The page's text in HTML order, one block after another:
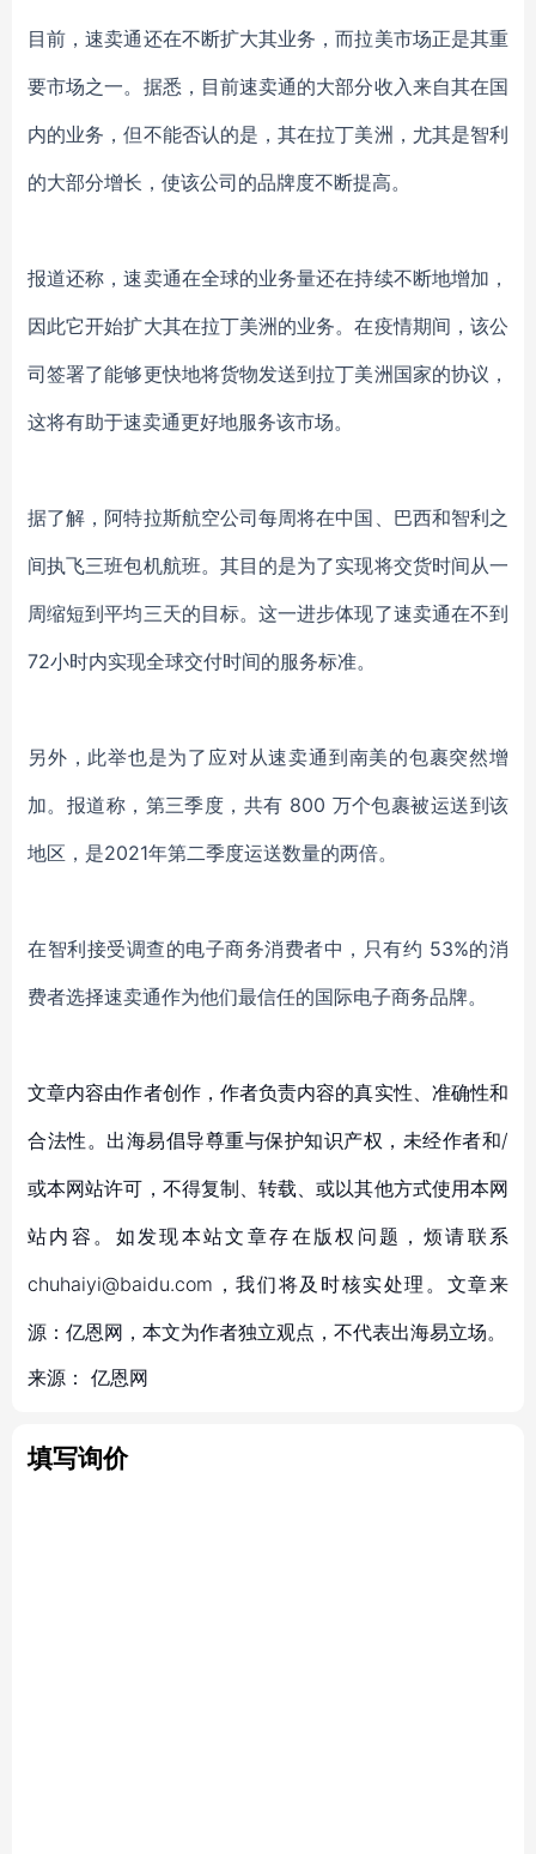
目前，速卖通还在不断扩大其业务，而拉美市场正是其重
要市场之一。据悉，目前速卖通的大部分收入来自其在国
内的业务，但不能否认的是，其在拉丁美洲，尤其是智利
的大部分增长，使该公司的品牌度不断提高。
报道还称，速卖通在全球的业务量还在持续不断地增加 ，
因此它开始扩大其在拉丁美洲的业务。在疫情期间，该公
司签署了能够更快地将货物发送到拉丁美洲国家的协议，
这将有助于速卖通更好地服务该市场。
据了解，阿特拉斯航空公司每周将在中国、巴西和智利之
间执飞三班包机航班。其目的是为了实现将交货时间从一
周缩短到平均三天的目标。这一进步体现了速卖通在不到
72小时内实现全球交付时间的服务标准。
另外，此举也是为了应对从速卖通到南美的包裹突然增
加。报道称，第三季度，共有 800 万个包裹被运送到该
地区，是2021年第二季度运送数量的两倍。
在智利接受调查的电子商务消费者中，只有约 53%的消
费者选择速卖通作为他们最信任的国际电子商务品牌。
文章内容由作者创作，作者负责内容的真实性、准确性和
合法性。出海易倡导尊重与保护知识产权，未经作者和/
或本网站许可，不得复制、转载、或以其他方式使用本网
站内容。如发现本站文章存在版权问题，烦请联系
chuhaiyi@baidu.com，我们将及时核实处理。文章来
源：亿恩网，本文为作者独立观点，不代表出海易立场。
来源： 亿恩网
填写询价